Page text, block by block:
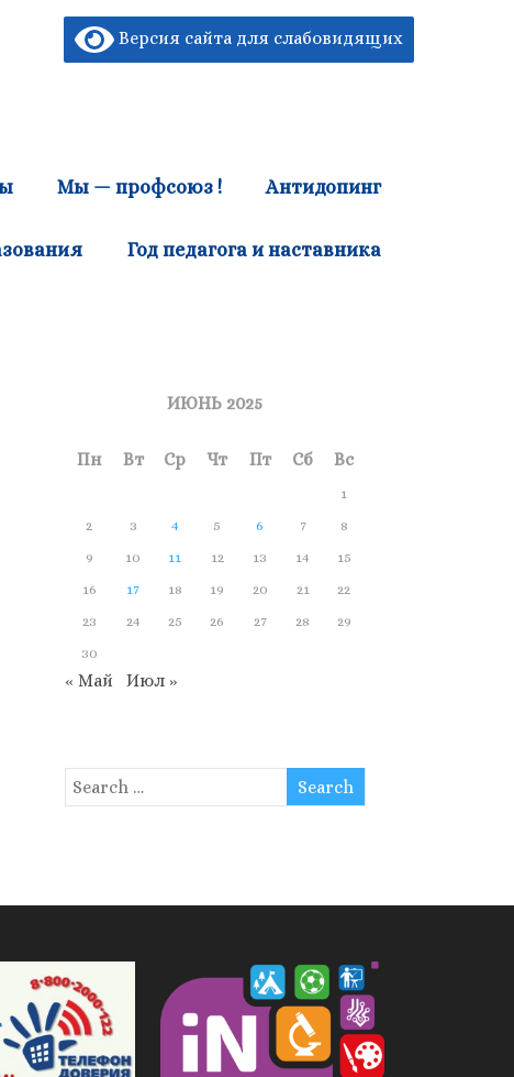
Версия сайта для слабовидящих
Мы — профсоюз ! Антидопинг
Год педагога и наставника
ИЮНЬ 2025
Пн Вт Ср Чт Пт Сб Вс
1
2
3 4 5 6 7
8
9
10 11 12 13 14
15
16
17 18 19 20 21
22
23
24 25 26 27 28
29
30
« Май Июл »